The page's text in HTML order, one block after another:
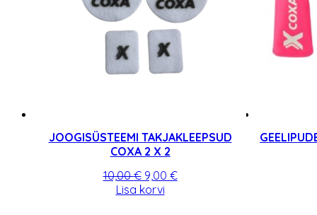
JOOGISÜSTEEMI TAKJAKLEEPSUD
COXA 2 X 2
10,00€ Algne
hind
9,00 €Praegune
Lisa korvi